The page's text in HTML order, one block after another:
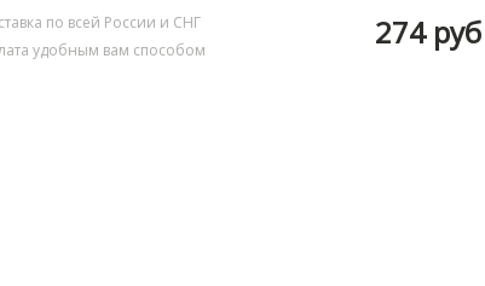
по всей России и СНГ
удобным вам способом
274 руб